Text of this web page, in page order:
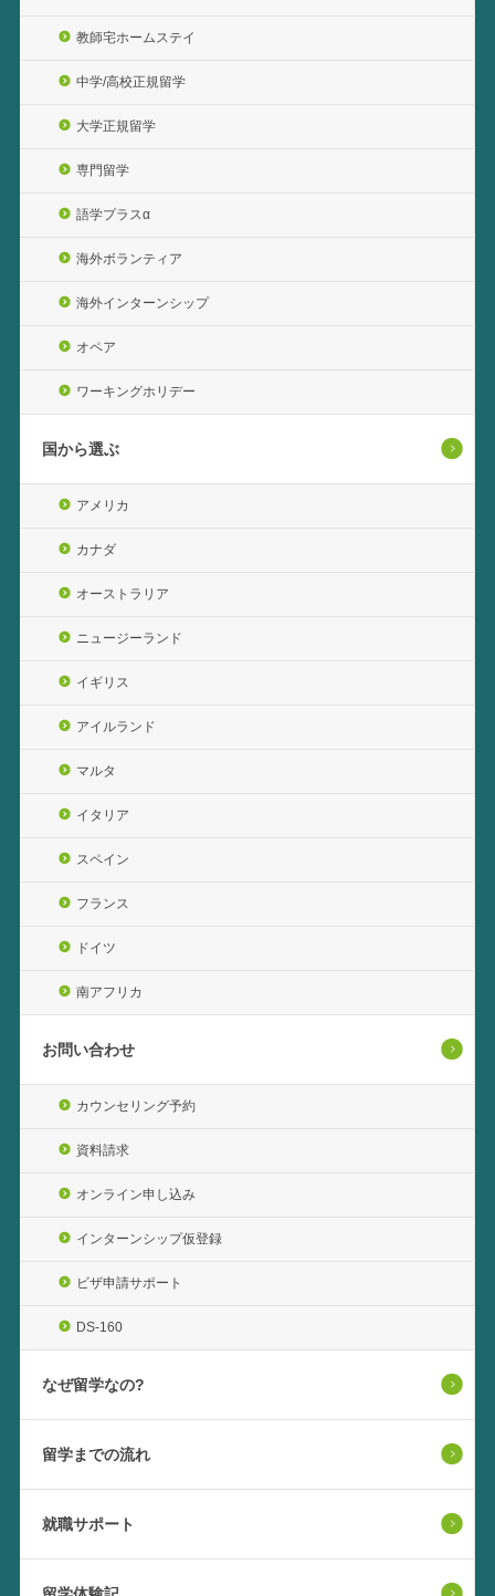
教師宅ホームステイ
中学/高校正規留学
大学正規留学
専門留学
語学プラスα
海外ボランティア
海外インターンシップ
オペア
ワーキングホリデー
国から選ぶ
アメリカ
カナダ
オーストラリア
ニュージーランド
イギリス
アイルランド
マルタ
イタリア
スペイン
フランス
ドイツ
南アフリカ
お問い合わせ
カウンセリング予約
資料請求
オンライン申し込み
インターンシップ仮登録
ビザ申請サポート
DS-160
なぜ留学なの?
留学までの流れ
就職サポート